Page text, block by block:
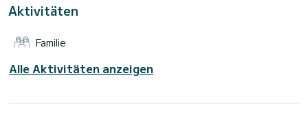
Diese Bavaria C38 ist mit 2 Toiletten mit Dusche
Es hat die folgende Ausstattung: Autopilot, Lautsprecher,
Verbindung.
Aktivitäten
Familie
Alle Aktivitäten anzeigen